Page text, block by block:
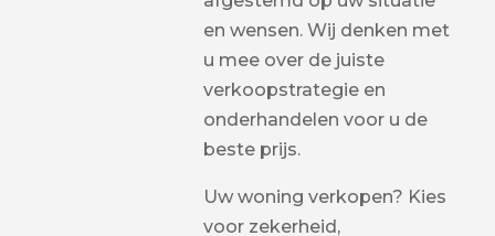
en wensen. Wij denken met
u mee over de juiste
verkoopstrategie en
onderhandelen voor u de
beste prijs.
Uw woning verkopen? Kies
voor zekerheid,